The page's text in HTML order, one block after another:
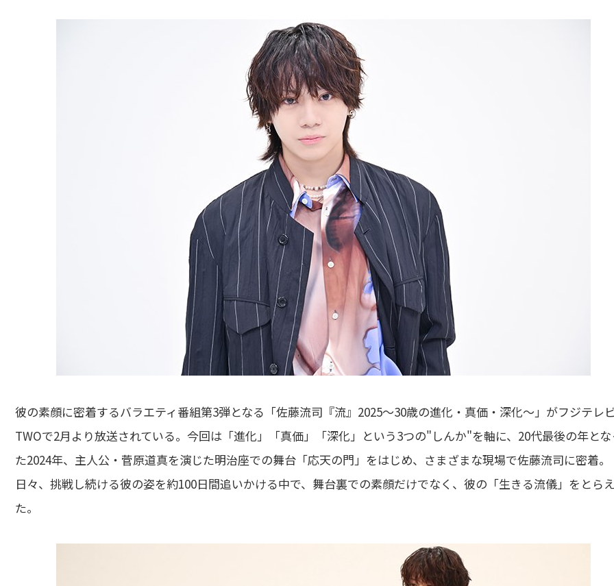
彼の素顔に密着するバラエティ番組第3弾となる「佐藤流司『流』2025～30歳の進化・真価・深化～」がフジテレ
TWOで2月より放送されている。今回は「進化」「真価」「深化」という3つの"しんか"を軸に、20代最後の年と
た2024年、主人公・菅原道真を演じた明治座での舞台「応天の門」をはじめ、さまざまな現場で佐藤流司に密着。
日々、挑戦し続ける彼の姿を約100日間追いかける中で、舞台裏での素顔だけでなく、彼の「生きる流儀」をとら
た。